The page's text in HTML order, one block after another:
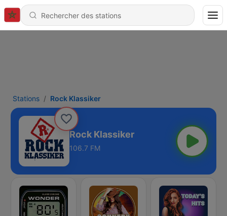
Stations Rock Klassiker
Rock Klassiker
106.7 FM